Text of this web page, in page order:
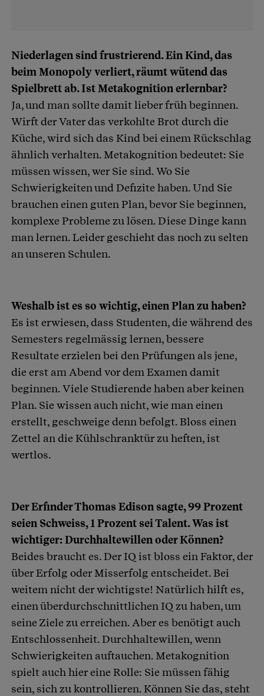
Niederlagen sind frustrierend. Ein Kind, das
beim Monopoly verliert, räumt wütend das
Spielbrett ab. Ist Metakognition erlernbar?
Ja, und man sollte damit lieber früh beginnen.
Wirft der Vater das verkohlte Brot durch die
Küche, wird sich das Kind bei einem Rückschlag
ähnlich verhalten. Metakognition bedeutet: Sie
müssen wissen, wer Sie sind. Wo Sie
Schwierigkeiten und Defizite haben. Und Sie
brauchen einen guten Plan, bevor Sie beginnen,
komplexe Probleme zu lösen. Diese Dinge kann
man lernen. Leider geschieht das noch zu selten
an unseren Schulen.
Weshalb ist es so wichtig, einen Plan zu haben?
Es ist erwiesen, dass Studenten, die während des
Semesters regelmässig lernen, bessere
Resultate erzielen bei den Prüfungen als jene,
die erst am Abend vor dem Examen damit
beginnen. Viele Studierende haben aber keinen
Plan. Sie wissen auch nicht, wie man einen
erstellt, geschweige denn befolgt. Bloss einen
Zettel an die Kühlschranktür zu heften, ist
wertlos.
Der Erfinder Thomas Edison sagte, 99 Prozent
seien Schweiss, 1 Prozent sei Talent. Was ist
wichtiger: Durchhaltewillen oder Können?
Beides braucht es. Der IQ ist bloss ein Faktor, der
über Erfolg oder Misserfolg entscheidet. Bei
weitem nicht der wichtigste! Natürlich hilft es,
einen überdurchschnittlichen IQ zu haben, um
seine Ziele zu erreichen. Aber es benötigt auch
Entschlossenheit. Durchhaltewillen, wenn
Schwierigkeiten auftauchen. Metakognition
spielt auch hier eine Rolle: Sie müssen fähig
sein, sich zu kontrollieren. Können Sie das, steht